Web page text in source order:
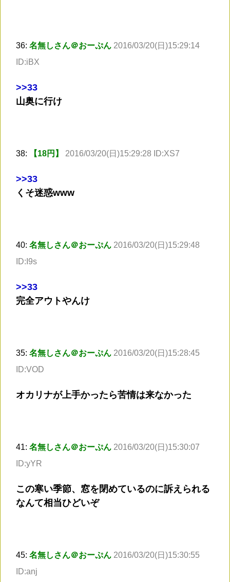
36: 名無しさん＠おーぷん 2016/03/20(日)15:29:14
ID:iBX
>>33
山奥に行け
38: 【18円】 2016/03/20(日)15:29:28 ID:XS7
>>33
くそ迷惑www
40: 名無しさん＠おーぷん 2016/03/20(日)15:29:48
ID:I9s
>>33
完全アウトやんけ
35: 名無しさん＠おーぷん 2016/03/20(日)15:28:45
ID:VOD
オカリナが上手かったら苦情は来なかった
41: 名無しさん＠おーぷん 2016/03/20(日)15:30:07
ID:yYR
この寒い季節、窓を閉めているのに訴えられる
なんて相当ひどいぞ
45: 名無しさん＠おーぷん 2016/03/20(日)15:30:55
ID:anj